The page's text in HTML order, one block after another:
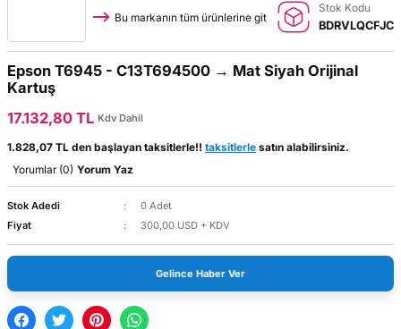
Bu markanın tüm ürünlerine git
Stok Kodu
BDRVLQCFJC
Epson T6945 - C13T694500 → Mat Siyah Orijinal
Kartuş
17.132,80 TL Kdv Dahil
1.828,07 TL den başlayan taksitlerle!! taksitlerle satın alabilirsiniz.
Yorumlar (0) Yorum Yaz
Stok Adedi
0 Adet
Fiyat
300,00 USD + KDV
Gelince Haber Ver